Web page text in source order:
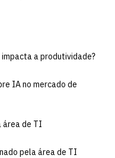
a produtividade?
IA no mercado de
área de TI
pela área de TI